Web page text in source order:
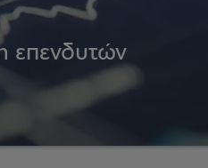
επενδυτών